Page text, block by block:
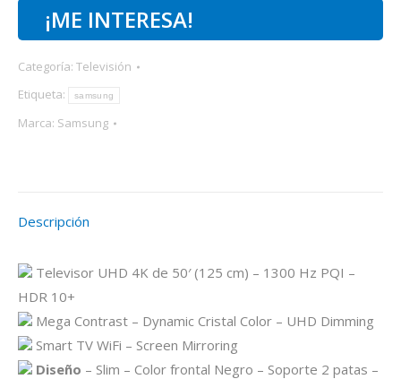
¡ME INTERESA!
Categoría: Televisión
Etiqueta:
samsung
Marca: Samsung
Descripción
Televisor UHD 4K de 50′ (125 cm) – 1300 Hz PQI –
HDR 10+
Mega Contrast – Dynamic Cristal Color – UHD Dimming
Smart TV WiFi – Screen Mirroring
Diseño – Slim – Color frontal Negro – Soporte 2 patas –